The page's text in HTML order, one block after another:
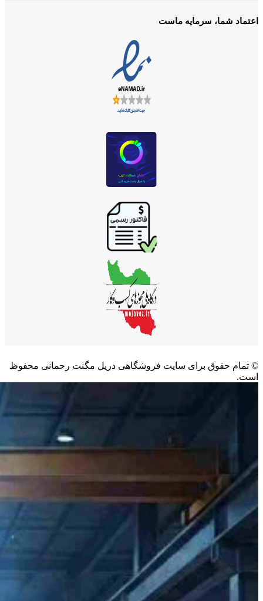
اعتماد شما، سرمایه ماست
©️ تمام حقوق برای سایت فروشگاهی دریل مگنت رحمانی محفوظ
است.